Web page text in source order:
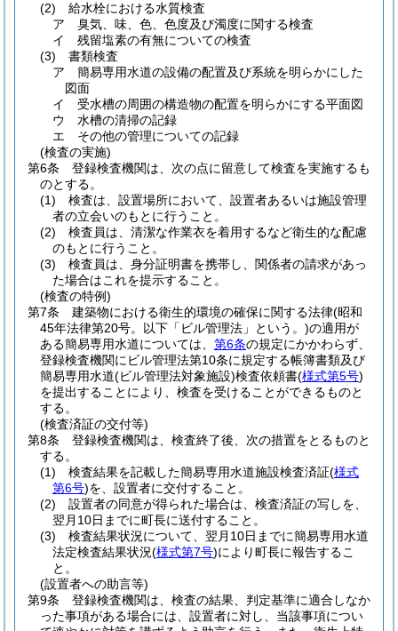
(2)
給水栓における水質検査
ア
臭気、味、色、色度及び濁度に関する検査
イ
残留塩素の有無についての検査
(3)
書類検査
ア
簡易専用水道の設備の配置及び系統を明らかにした
図面
イ
受水槽の周囲の構造物の配置を明らかにする平面図
ウ
水槽の清掃の記録
エ
その他の管理についての記録
(検査の実施)
第6条
登録検査機関は、次の点に留意して検査を実施するも
のとする。
(1)
検査は、設置場所において、設置者あるいは施設管理
者の立会いのもとに行うこと。
(2)
検査員は、清潔な作業衣を着用するなど衛生的な配慮
のもとに行うこと。
(3)
検査員は、身分証明書を携帯し、関係者の請求があっ
た場合はこれを提示すること。
(検査の特例)
第7条
建築物における衛生的環境の確保に関する法律(昭和
45年法律第20号。以下「ビル管理法」という。)の適用が
ある簡易専用水道については、 第6条の規定にかかわらず、
登録検査機関にビル管理法第10条に規定する帳簿書類及び
簡易専用水道(ビル管理法対象施設)検査依頼書(様式第5号)
を提出することにより、検査を受けることができるものと
する。
(検査済証の交付等)
第8条
登録検査機関は、検査終了後、次の措置をとるものと
する。
(1)
検査結果を記載した簡易専用水道施設検査済証(様式
第6号)を、設置者に交付すること。
(2)
設置者の同意が得られた場合は、検査済証の写しを、
翌月10日までに町長に送付すること。
(3)
検査結果状況について、翌月10日までに簡易専用水道
法定検査結果状況(様式第7号)により町長に報告するこ
と。
(設置者への助言等)
第9条
登録検査機関は、検査の結果、判定基準に適合しなか
った事項がある場合には、設置者に対し、当該事項につい